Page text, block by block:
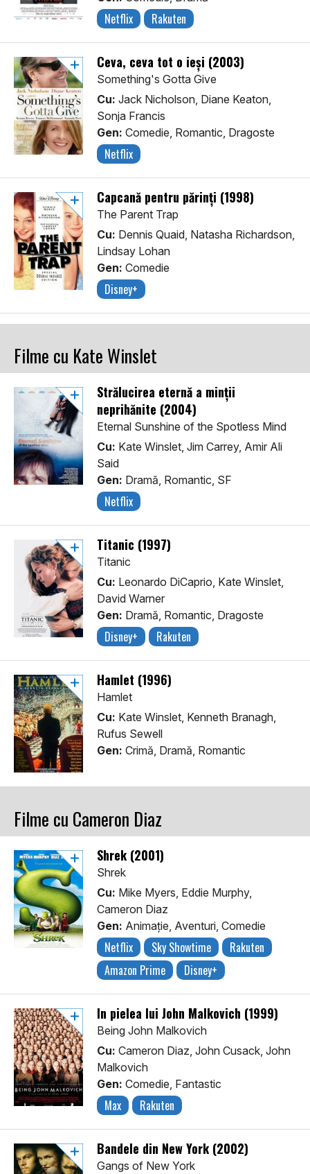
Netflix Rakuten
Ceva, ceva tot o ieși (2003)
Something's Gotta Give
Cu: Jack Nicholson, Diane Keaton,
Sonja Francis
Gen: Comedie, Romantic, Dragoste
Netflix
Capcană pentru părinți (1998)
The Parent Trap
Cu: Dennis Quaid, Natasha Richardson,
Lindsay Lohan
Gen: Comedie
Disney+
Filme cu Kate Winslet
Strălucirea eternă a minții
neprihănite (2004)
Eternal Sunshine of the Spotless Mind
Cu: Kate Winslet, Jim Carrey, Amir Ali
Said
Gen: Dramă, Romantic, SF
Netflix
Titanic (1997)
Titanic
Cu: Leonardo DiCaprio, Kate Winslet,
David Warner
Gen: Dramă, Romantic, Dragoste
Disney+ Rakuten
Hamlet (1996)
Hamlet
Cu: Kate Winslet, Kenneth Branagh,
Rufus Sewell
Gen: Crimă, Dramă, Romantic
Filme cu Cameron Diaz
Shrek (2001)
Shrek
Cu: Mike Myers, Eddie Murphy,
Cameron Diaz
Gen: Animaţie, Aventuri, Comedie
Netflix Sky Showtime
Rakuten
Amazon Prime
Disney+
În pielea lui John Malkovich (1999)
Being John Malkovich
Cu: Cameron Diaz, John Cusack, John
Malkovich
Gen: Comedie, Fantastic
Max Rakuten
Bandele din New York (2002)
Gangs of New York